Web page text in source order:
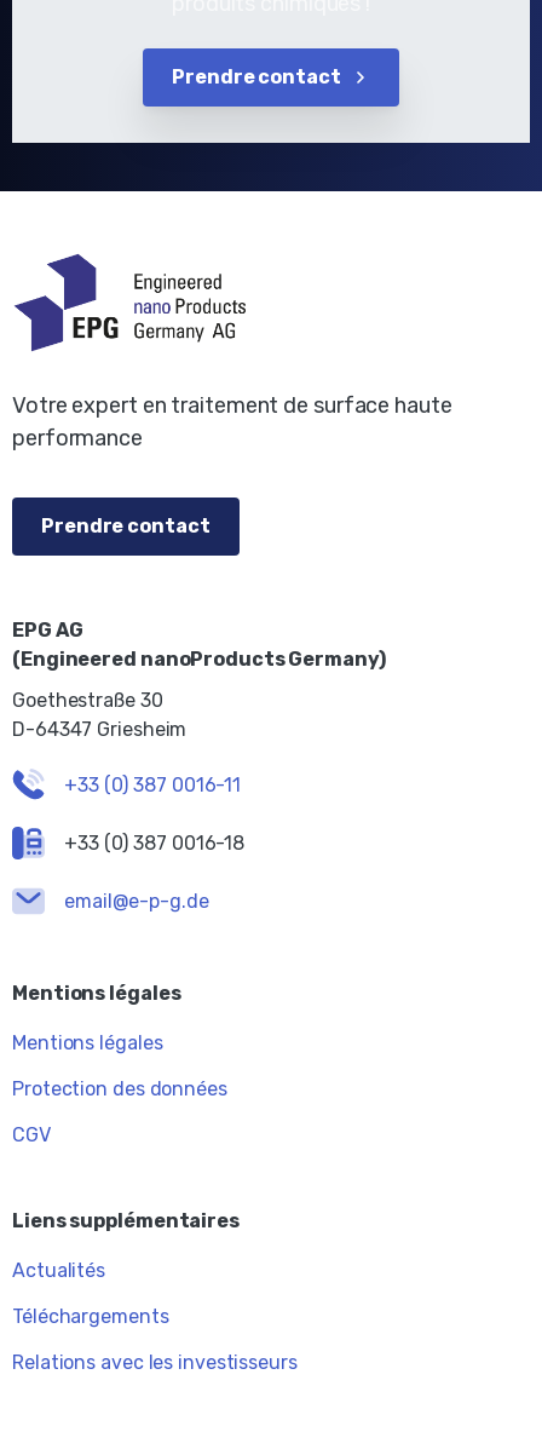
Prendre contact
Votre expert en traitement de surface haute
performance
Prendre contact
EPG AG
(Engineered nanoProducts Germany)
Goethestraße 30
D-64347 Griesheim
+33 (0) 387 0016-11
+33 (0) 387 0016-18
email@e-p-g.de
Mentions légales
Mentions légales
Protection des données
CGV
Liens supplémentaires
Actualités
Téléchargements
Relations avec les investisseurs